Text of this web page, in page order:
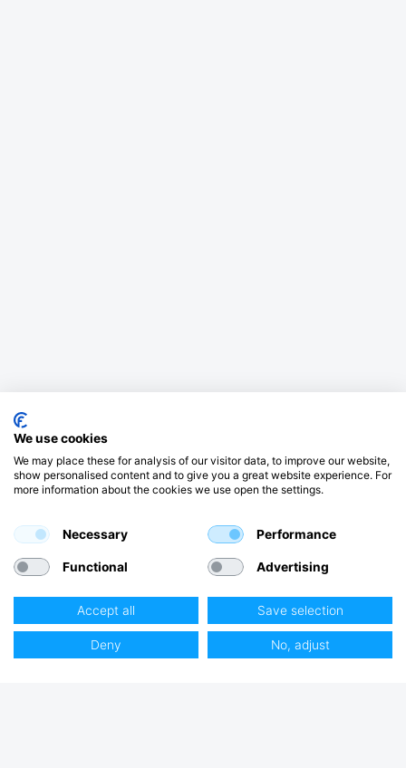
We use cookies
We may place these for analysis of our visitor data, to improve our website,
show personalised content and to give you a great website experience. For
more information about the cookies we use open the settings.
Necessary Performance
Functional Advertising
Accept all Save selection
Deny No, adjust